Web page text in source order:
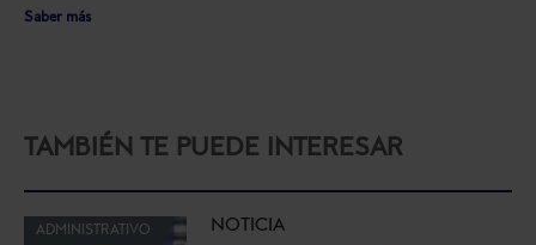
Saber más
TAMBIÉN TE PUEDE INTERESAR
ADMINISTRATIVO
NOTICIA